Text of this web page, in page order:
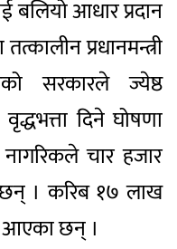
बलियो आधार प्रदान
प्रधानमन्त्री
सरकारले ज्येष्ठ
दिने घोषणा
चार हजार
छन् । करिब १७ लाख
आएका छन् ।